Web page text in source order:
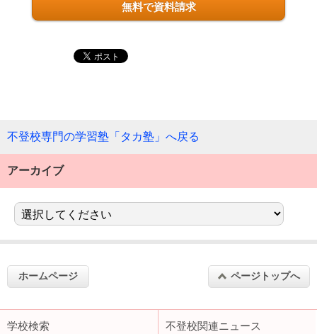
無料で資料請求
不登校専門の学習塾「タカ塾」へ戻る
アーカイブ
ホームページ ページトップへ
学校検索 不登校関連ニュース